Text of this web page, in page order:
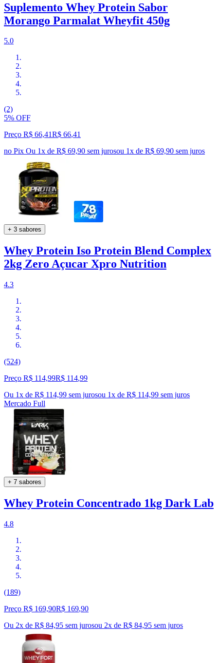
Suplemento Whey Protein Sabor
Morango Parmalat Wheyfit 450g
5.0
(2)
5% OFF
Preço R$ 66,41R$ 66,41
no Pix Ou 1x de R$ 69,90 sem jurosou 1x de R$ 69,90 sem juros
+ 3 sabores
Whey Protein Iso Protein Blend Complex
2kg Zero Açucar Xpro Nutrition
4.3
(524)
Preço R$ 114,99R$ 114,99
Ou 1x de R$ 114,99 sem jurosou 1x de R$ 114,99 sem juros
Mercado Full
+ 7 sabores
Whey Protein Concentrado 1kg Dark Lab
4.8
(189)
Preço R$ 169,90R$ 169,90
Ou 2x de R$ 84,95 sem jurosou 2x de R$ 84,95 sem juros